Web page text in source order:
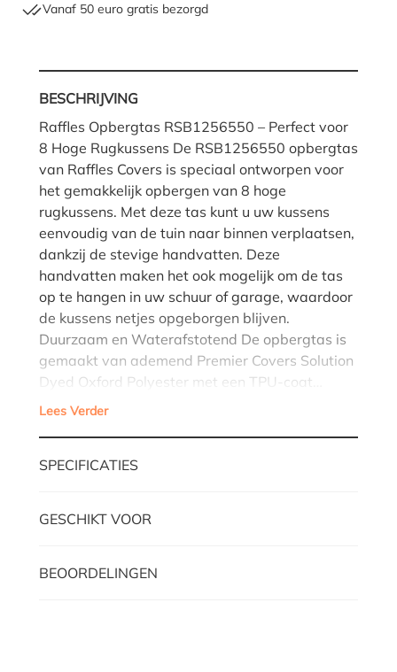
Vanaf 50 euro gratis bezorgd
BESCHRIJVING
Raffles Opbergtas RSB1256550 – Perfect voor
8 Hoge Rugkussens De RSB1256550 opbergtas
van Raffles Covers is speciaal ontworpen voor
het gemakkelijk opbergen van 8 hoge
rugkussens. Met deze tas kunt u uw kussens
eenvoudig van de tuin naar binnen verplaatsen,
dankzij de stevige handvatten. Deze
handvatten maken het ook mogelijk om de tas
op te hangen in uw schuur of garage, waardoor
de kussens netjes opgeborgen blijven.
Duurzaam en Waterafstotend De opbergtas is
gemaakt van ademend Premier Covers Solution
Dyed Oxford Polyester met een TPU-coat…
Lees Verder
SPECIFICATIES
GESCHIKT VOOR
BEOORDELINGEN